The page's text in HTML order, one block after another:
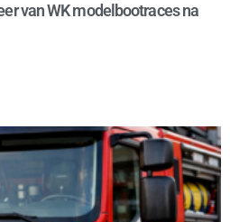
van WK modelbootraces na